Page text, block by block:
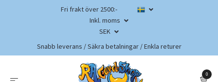
Fri frakt över 2500:-
Inkl. moms
SEK
Snabb leverans / Säkra betalningar / Enkla returer
0